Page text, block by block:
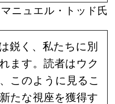
ニュエル・トッド氏
鋭く、私たちに別
ます。読者はウク
このように見るこ
たな視座を獲得す